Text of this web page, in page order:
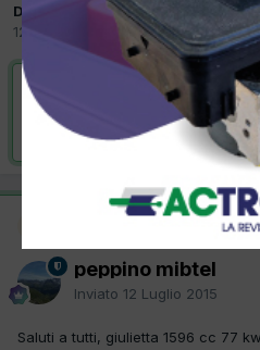
Da peppino mibtel
12 Luglio 2015
in Meccatronica
VAI ALLA
Risolta da peppino
SOLUZIONE
peppino mibtel
Inviato 12 Luglio 2015
Saluti a tutti, giulietta 1596 cc 77